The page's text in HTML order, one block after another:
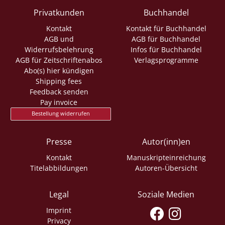
Privatkunden
Kontakt
AGB und
Widerrufsbelehrung
AGB für Zeitschriftenabos
Abo(s) hier kündigen
Shipping fees
Feedback senden
Pay invoice
Bestellung widerrufen
Buchhandel
Kontakt für Buchhandel
AGB für Buchhandel
Infos für Buchhandel
Verlagsprogramme
Presse
Kontakt
Titelabbildungen
Autor(inn)en
Manuskripteinreichung
Autoren-Übersicht
Legal
Imprint
Privacy
Soziale Medien